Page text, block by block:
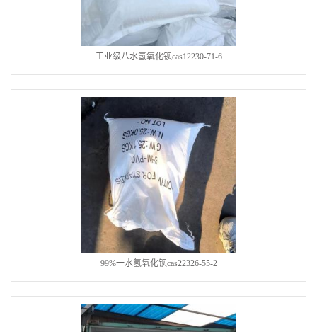
工业级八水氢氧化钡cas12230-71-6
99%一水氢氧化钡cas22326-55-2